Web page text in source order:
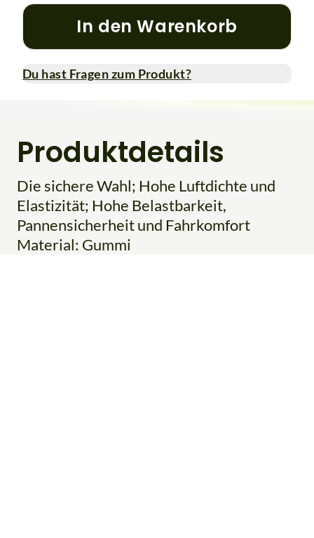
In den Warenkorb
Du hast Fragen zum Produkt?
Produktdetails
Die sichere Wahl; Hohe Luftdichte und
Elastizität; Hohe Belastbarkeit,
Pannensicherheit und Fahrkomfort
Material: Gummi